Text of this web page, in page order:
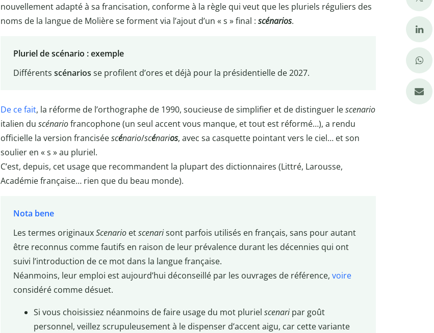
nouvellement adapté à sa francisation, conforme à la règle qui veut que les pluriels réguliers des
noms de la langue de Molière se forment via l’ajout d’un « s » final : scénarios.
Pluriel de scénario : exemple
Différents scénarios se profilent d’ores et déjà pour la présidentielle de 2027.
De ce fait, la réforme de l’orthographe de 1990, soucieuse de simplifier et de distinguer lescenario
italien du scénariofrancophone (un seul accent vous manque, et tout est réformé…), a rendu
officielle la version franciséescénario/scénarios, avec sa casquette pointant vers le ciel… et son
soulier en « s » au pluriel.
C’est, depuis, cet usage que recommandent la plupart des dictionnaires (Littré, Larousse,
Académie française… rien que du beau monde).
Nota bene
Les termes originauxScenarioetscenarisont parfois utilisés en français, sans pour autant
être reconnus comme fautifs en raison de leur prévalence durant les décennies qui ont
suivi l’introduction de ce mot dans la langue française.
Néanmoins, leur emploi est aujourd’hui déconseillé par les ouvrages de référence, voire
considéré comme désuet.
Si vous choisissiez néanmoins de faire usage du mot pluriel scenaripar goût
personnel, veillez scrupuleusement à le dispenser d’accent aigu, car cette variante